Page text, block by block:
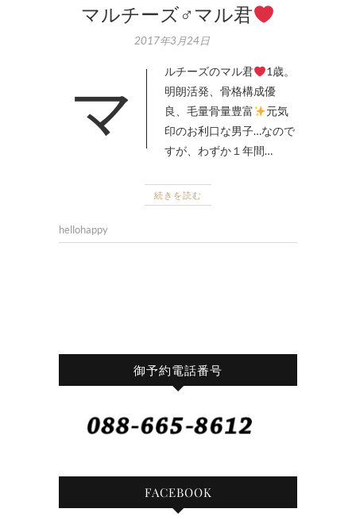
マルチーズ♂マル君
2017年3月24日
マルチーズのマル君
1歳。
明朗活発、骨格構成優
良、毛量骨量豊富
元気
印のお利口な男子…なので
すが、わずか１年間…
続きを読む
hellohappy
御予約電話番号
FACEBOOK